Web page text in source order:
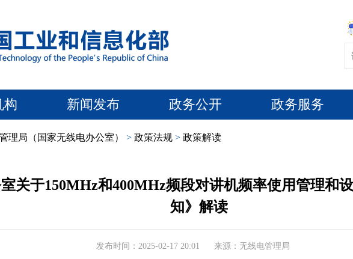
构 新闻发布 政务公开 政务服务
理局（国家无线电办公室） > 政策法规 > 政策解读
室关于150MHz和400MHz频段对讲机频率使用管理和
知》解读
发布时间：2025-02-17 20:01 来源：无线电管理局